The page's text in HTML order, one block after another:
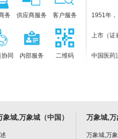
南京新工数字科技有限责任
南京医药“十五五”规划编制
务 供应商服务 客户服务
同 内部服务 二维码
1951年
上市（证
中国医药
象城,万象城（中国） 万象城,
万象城,万